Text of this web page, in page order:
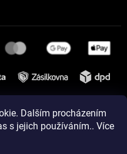
Dalším procházením
s jejich používáním.. Více